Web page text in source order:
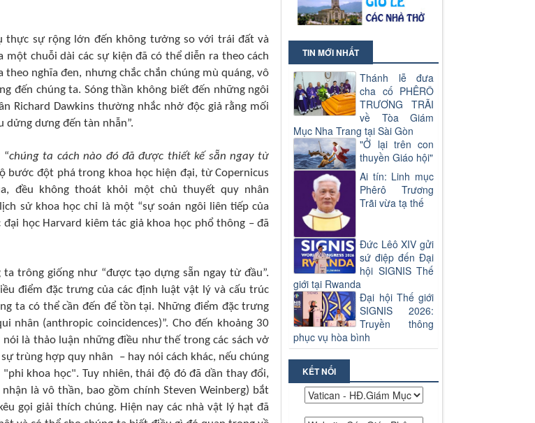
thực sự rộng lớn đến không tưởng so với trái đất và
chuỗi dài các sự kiện đã có thể diễn ra theo cách
theo nghĩa đen, nhưng chắc chắn chúng mù quáng, vô
đến chúng ta. Sóng thần không biết đến những ngôi
Richard Dawkins thường nhắc nhở độc giả rằng mối
dửng dưng đến tàn nhẫn”.
“chúng ta cách nào đó đã được thiết kế sẵn ngay từ
bước đột phá trong khoa học hiện đại, từ Copernicus
đều không thoát khỏi một chủ thuyết quy nhân
sử khoa học chỉ là một “sự soán ngôi liên tiếp của
học Harvard kiêm tác giả khoa học phổ thông – đã
ta trông giống như “được tạo dựng sẵn ngay từ đầu”.
điểm đặc trưng của các định luật vật lý và cấu trúc
ta có thể cần đến để tồn tại. Những điểm đặc trưng
nhân (anthropic coincidences)”. Cho đến khoảng 30
là thảo luận những điều như thế trong các sách vở
trùng hợp quy nhân – hay nói cách khác, nếu chúng
khoa học". Tuy nhiên, thái độ đó đã dần thay đổi,
là vô thần, bao gồm chính Steven Weinberg) bắt
gọi giải thích chúng. Hiện nay các nhà vật lý hạt đã
TIN MỚI NHẤT
Thánh lễ đưa
cha cố PHÊRÔ
TRƯƠNG TRÃI
về Tòa Giám
Mục Nha Trang tại Sài Gòn
"Ở lại trên con
thuyền Giáo hội"
Ai tín: Linh mục
Phêrô Trương
Trãi vừa tạ thế
Đức Lêô XIV gửi
sứ điệp đến Đại
hội SIGNIS Thế
giới tại Rwanda
Đại hội Thế giới
SIGNIS 2026:
Truyền thông
phục vụ hòa bình
KẾT NỐI